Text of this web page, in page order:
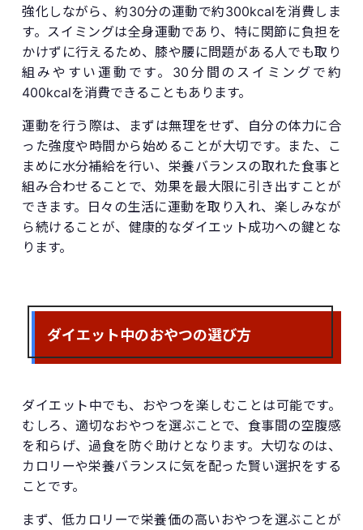
強化しながら、約30分の運動で約300kcalを消費しま
す。スイミングは全身運動であり、特に関節に負担を
かけずに行えるため、膝や腰に問題がある人でも取り
組みやすい運動です。30分間のスイミングで約
400kcalを消費できることもあります。
運動を行う際は、まずは無理をせず、自分の体力に合
った強度や時間から始めることが大切です。また、こ
まめに水分補給を行い、栄養バランスの取れた食事と
組み合わせることで、効果を最大限に引き出すことが
できます。日々の生活に運動を取り入れ、楽しみなが
ら続けることが、健康的なダイエット成功への鍵とな
ります。
ダイエット中のおやつの選び方
ダイエット中でも、おやつを楽しむことは可能です。
むしろ、適切なおやつを選ぶことで、食事間の空腹感
を和らげ、過食を防ぐ助けとなります。大切なのは、
カロリーや栄養バランスに気を配った賢い選択をする
ことです。
まず、低カロリーで栄養価の高いおやつを選ぶことが